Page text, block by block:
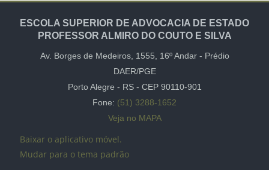
ESCOLA SUPERIOR DE ADVOCACIA DE ESTADO
PROFESSOR ALMIRO DO COUTO E SILVA
Av. Borges de Medeiros, 1555, 16º Andar - Prédio
DAER/PGE
Porto Alegre - RS - CEP 90110-901
Fone: (51) 3288-1652
Veja no MAPA
Baixar o aplicativo móvel.
Mudar para o tema padrão